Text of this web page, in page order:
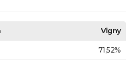
Vigny
71,52%